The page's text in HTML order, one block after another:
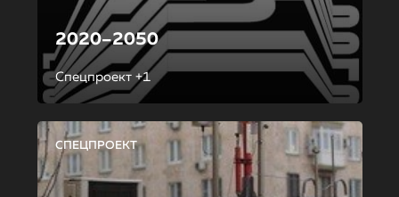
2020–2050
Спецпроект +1
СПЕЦПРОЕКТ